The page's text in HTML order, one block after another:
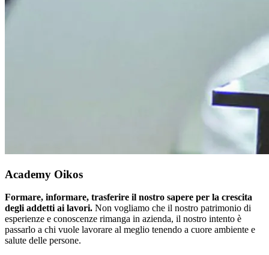
Academy Oikos
Formare, informare, trasferire il nostro sapere per la crescita
degli addetti ai lavori. Non vogliamo che il nostro patrimonio di
esperienze e conoscenze rimanga in azienda, il nostro intento è
passarlo a chi vuole lavorare al meglio tenendo a cuore ambiente e
salute delle persone.